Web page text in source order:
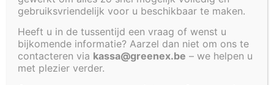
KADER
VOOR
VIJVER 70
gebruiksvriendelijk voor u beschikbaar te maken.
Heeft u in de tussentijd een vraag of wenst u
bijkomende informatie? Aarzel dan niet om ons te
contacteren via kassa@greenex.be – we helpen u
met plezier verder.